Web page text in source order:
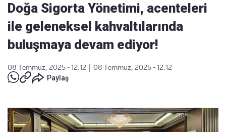
Doğa Sigorta Yönetimi, acenteleri
ile geleneksel kahvaltılarında
buluşmaya devam ediyor!
08 Temmuz, 2025 - 12:12
08 Temmuz, 2025 - 12:12
Paylaş